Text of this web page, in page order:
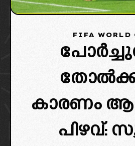
FIFA WORLD
കാരണം ആ
പിഴവ്: